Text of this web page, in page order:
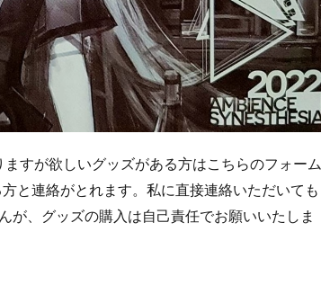
すが欲しいグッズがある方はこちらのフォーム
と連絡がとれます。私に直接連絡いただいても
、グッズの購入は自己責任でお願いいたしま